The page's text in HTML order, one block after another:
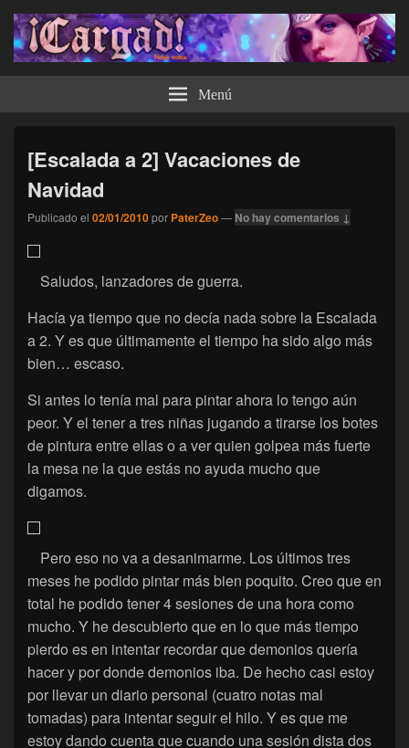
¡Cargad! Menú
[Escalada a 2] Vacaciones de
Navidad
Publicado el 02/01/2010por PaterZeo— No hay comentarios ↓
Saludos, lanzadores de guerra.
Hacía ya tiempo que no decía nada sobre la Escalada
a 2. Y es que últimamente el tiempo ha sido algo más
bien… escaso.
Si antes lo tenía mal para pintar ahora lo tengo aún
peor. Y el tener a tres niñas jugando a tirarse los botes
de pintura entre ellas o a ver quien golpea más fuerte
la mesa ne la que estás no ayuda mucho que
digamos.
Pero eso no va a desanimarme. Los últimos tres
meses he podido pintar más bien poquito. Creo que en
total he podido tener 4 sesiones de una hora como
mucho. Y he descubierto que en lo que más tiempo
pierdo es en intentar recordar que demonios quería
hacer y por donde demonios iba. De hecho casi estoy
por llevar un diario personal (cuatro notas mal
tomadas) para intentar seguir el hilo. Y es que me
estoy dando cuenta que cuando una sesión dista dos